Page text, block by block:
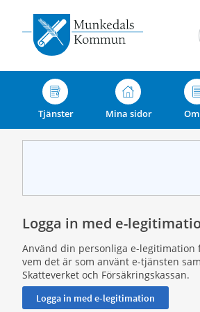
tjänster
Munkedals
kommun
Tjänster Mina sidor Om
Logga in med e-
Använd din personliga e-legitimation
vem det är som använt e-tjänsten
Skatteverket och Försäkringskassan.